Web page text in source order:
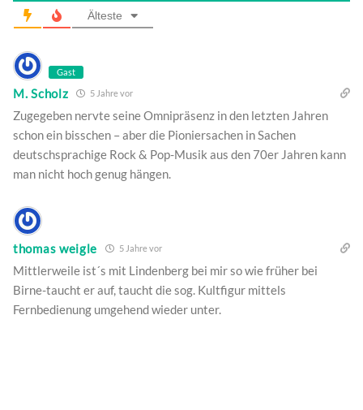
Älteste
Gast
M. Scholz 5 Jahre vor
Zugegeben nervte seine Omnipräsenz in den letzten Jahren
schon ein bisschen – aber die Pioniersachen in Sachen
deutschsprachige Rock & Pop-Musik aus den 70er Jahren kann
man nicht hoch genug hängen.
thomas weigle 5 Jahre vor
Mittlerweile ist´s mit Lindenberg bei mir so wie früher bei
Birne-taucht er auf, taucht die sog. Kultfigur mittels
Fernbedienung umgehend wieder unter.